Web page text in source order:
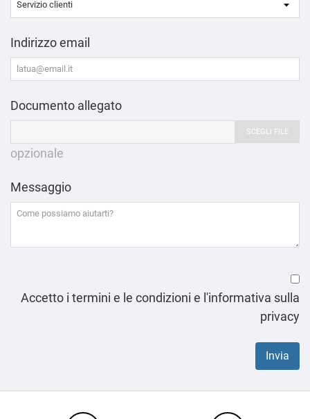
Indirizzo email
Documento allegato
SCEGLI FILE
opzionale
Messaggio
Accetto i termini e le condizioni e l'informativa sulla
privacy